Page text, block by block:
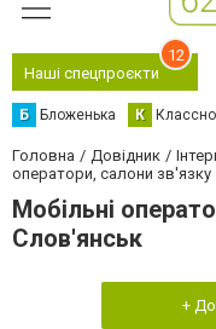
Наші спецпроєкти
12
Б Бложенька К
Головна Довідник
оператори, салони зв'язку
Мобільні
Слов'янськ
+